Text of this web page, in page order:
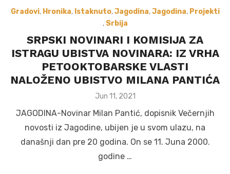
Gradovi, Hronika, Istaknuto,Jagodina,Jagodina, Projekti
, Srbija
SRPSKI NOVINARI I KOMISIJA ZA
ISTRAGU UBISTVA NOVINARA: IZ VRHA
PETOOKTOBARSKE VLASTI
NALOŽENO UBISTVO MILANA PANTIĆA
Posted
Jun 11, 2021
JAGODINA-Novinar Milan Pantić, dopisnik Večernjih
novosti iz Jagodine, ubijen je u svom ulazu, na
današnji dan pre 20 godina. On se 11. Juna 2000.
godine …